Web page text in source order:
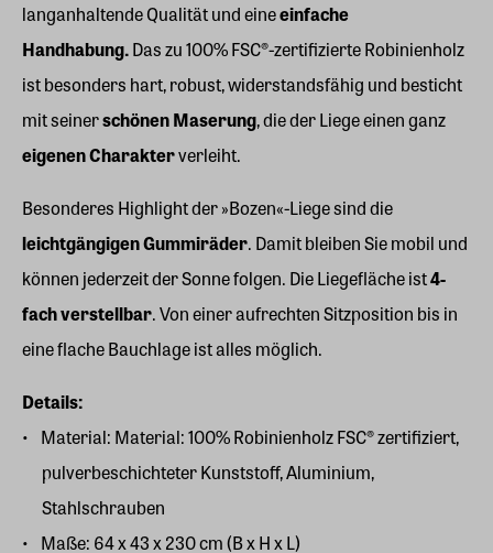
langanhaltende Qualität und eineeinfache
Handhabung.Das zu 100% FSC®-zertifizierte Robinienholz
ist besonders hart, robust, widerstandsfähig und besticht
mit seinerschönen Maserung, die der Liege einen ganz
eigenen Charakterverleiht.
Besonderes Highlight der »Bozen«-Liege sind die
leichtgängigen Gummiräder. Damit bleiben Sie mobil und
können jederzeit der Sonne folgen. Die Liegefläche ist4-
fach verstellbar. Von einer aufrechten Sitzposition bis in
eine flache Bauchlage ist alles möglich.
Details:
Material: Material: 100% Robinienholz FSC® zertifiziert,
pulverbeschichteter Kunststoff, Aluminium,
Stahlschrauben
Maße: 64 x 43 x 230 cm (B x H x L)